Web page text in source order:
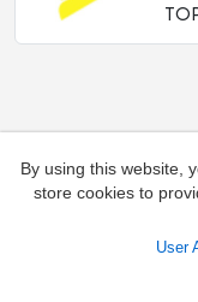
By using this website,
store cookies to
User